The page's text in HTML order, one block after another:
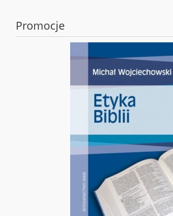
Promocje